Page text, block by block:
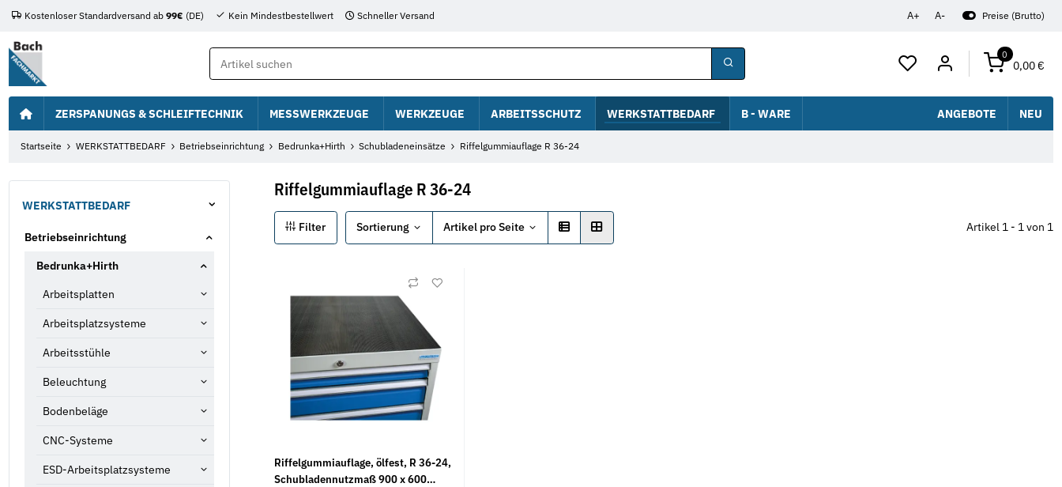
A+ A- Preise (Brutto)
Kostenloser Standardversand ab 99€ (DE) Kein Mindestbestellwert Schneller Versand
0
0,00 €
ZERSPANUNGS & SCHLEIFTECHNIK MESSWERKZEUGE WERKZEUGE ARBEITSSCHUTZ WERKSTATTBEDARF B - WARE ANGEBOTE NEU
Startseite WERKSTATTBEDARF Betriebseinrichtung Bedrunka+Hirth Schubladeneinsätze Riffelgummiauflage R 36-24
Riffelgummiauflage R 36-24
Filter Sortierung Artikel pro Seite Artikel 1 - 1 von 1
Riffelgummiauflage, ölfest, R 36-24,
Schubladennutzmaß 900 x 600
WERKSTATTBEDARF
Betriebseinrichtung
Bedrunka+Hirth
Arbeitsplatten
Arbeitsplatzsysteme
Arbeitsstühle
Beleuchtung
Bodenbeläge
CNC-Systeme
ESD-Arbeitsplatzsysteme